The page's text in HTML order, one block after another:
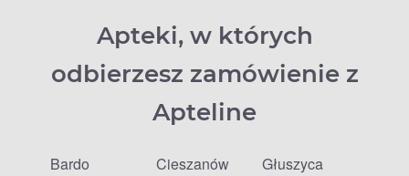
Apteki, w których
odbierzesz zamówienie z
Apteline
Bardo
Cieszanów
Głuszyca